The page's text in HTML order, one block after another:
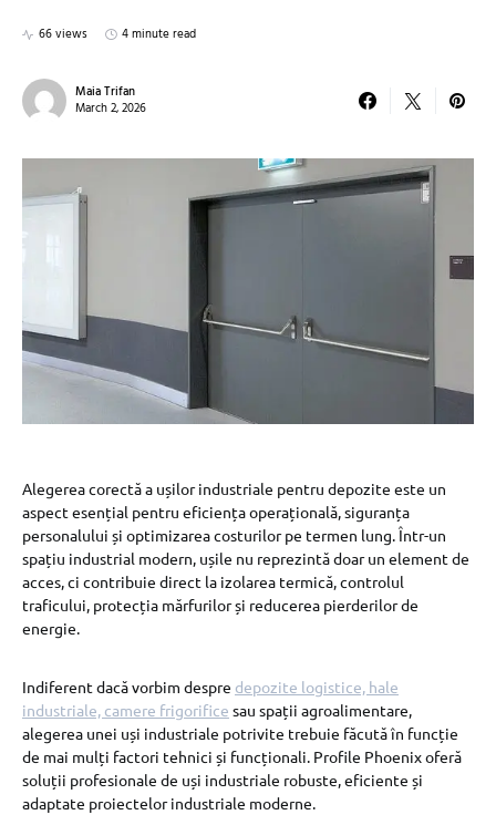
66 views 4 minute read
Maia Trifan
March 2, 2026
Alegerea corectă a ușilor industriale pentru depozite este un
aspect esențial pentru eficiența operațională, siguranța
personalului și optimizarea costurilor pe termen lung. Într-un
spațiu industrial modern, ușile nu reprezintă doar un element de
acces, ci contribuie direct la izolarea termică, controlul
traficului, protecția mărfurilor și reducerea pierderilor de
energie.
Indiferent dacă vorbim despre depozite logistice, hale
industriale, camere frigorifice sau spații agroalimentare,
alegerea unei uși industriale potrivite trebuie făcută în funcție
de mai mulți factori tehnici și funcționali. Profile Phoenix oferă
soluții profesionale de uși industriale robuste, eficiente și
adaptate proiectelor industriale moderne.